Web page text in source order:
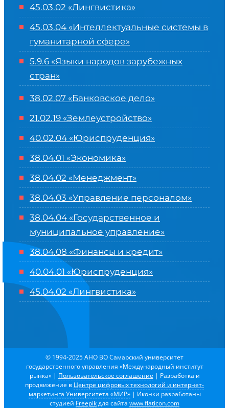
45.03.02 «Лингвистика»
45.03.04 «Интеллектуальные системы в
гуманитарной сфере»
5.9.6 «Языки народов зарубежных
стран»
38.02.07 «Банковское дело»
21.02.19 «Землеустройство»
40.02.04 «Юриспруденция»
38.04.01 «Экономика»
38.04.02 «Менеджмент»
38.04.03 «Управление персоналом»
38.04.04 «Государственное и
муниципальное управление»
38.04.08 «Финансы и кредит»
40.04.01 «Юриспруденция»
45.04.02 «Лингвистика»
© 1994-2025 АНО ВО Самарский университет
государственного управления «Международный институт
рынка» | Пользовательское соглашение | Разработка и
продвижение в Центре цифровых технологий и интернет-
маркетинга Университета «МИР»| Иконки разработаны
студией Freepikдля сайта www.flaticon.com